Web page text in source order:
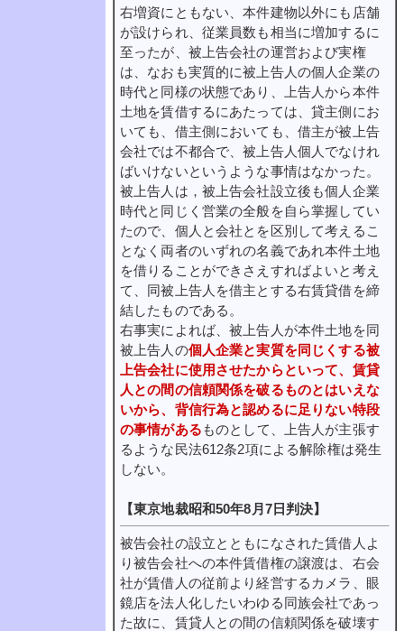
右増資にともない、本件建物以外にも店舗
が設けられ、従業員数も相当に増加するに
至ったが、被上告会社の運営および実権
は、なおも実質的に被上告人の個人企業の
時代と同様の状態であり、上告人から本件
土地を賃借するにあたっては、貸主側にお
いても、借主側においても、借主が被上告
会社では不都合で、被上告人個人でなけれ
ばいけないというような事情はなかった。
被上告人は，被上告会社設立後も個人企業
時代と同じく営業の全般を自ら掌握してい
たので、個人と会社とを区別して考えるこ
となく両者のいずれの名義であれ本件土地
を借りることができさえすればよいと考え
て、同被上告人を借主とする右賃貸借を締
結したものである。
右事実によれば、被上告人が本件土地を同
被上告人の個人企業と実質を同じくする被
上告会社に使用させたからといって、賃貸
人との間の信頼関係を破るものとはいえな
いから、背信行為と認めるに足りない特段
の事情がある ものとして、上告人が主張す
るような民法612条2項による解除権は発生
しない。
【東京地裁昭和50年8月7日判決】
被告会社の設立とともになされた賃借人よ
り被告会社への本件賃借権の譲渡は、右会
社が賃借人の従前より経営するカメラ、眼
鏡店を法人化したいわゆる同族会社であっ
た故に、賃貸人との間の信頼関係を破壊す